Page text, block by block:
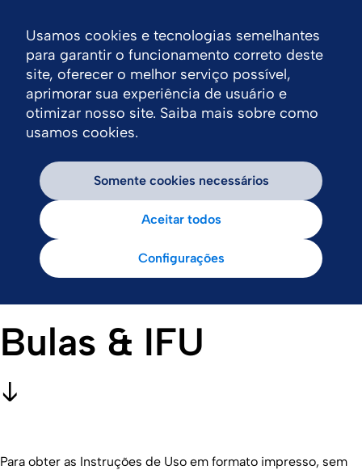
Bulas & IFU
Para obter as Instruções de Uso em formato impresso, sem
Usamos cookies e tecnologias semelhantes
para garantir o funcionamento correto deste
site, oferecer o melhor serviço possível,
aprimorar sua experiência de usuário e
otimizar nosso site. Saiba mais sobre como
usamos cookies.
Somente cookies necessários
Aceitar todos
Configurações